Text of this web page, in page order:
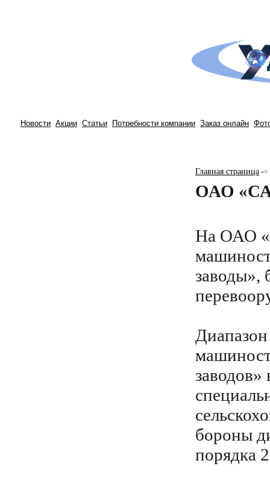
Новости Акции Статьи Потребности компании Заказ онлайн
Главная страница ->
ОАО
На ОАО
заводы»,
заводов»
бороны
порядка